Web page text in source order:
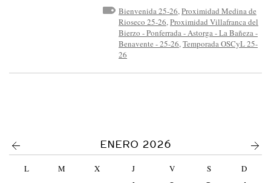
E
T
I
Bienvenida 25-26,Proximidad Medina de
Rioseco 25-26,Proximidad Villafranca del
Bierzo - Ponferrada - Astorga - La Bañeza -
Benavente - 25-26,Temporada OSCyL 25-
26
ENERO 2026
L M X J V S
D